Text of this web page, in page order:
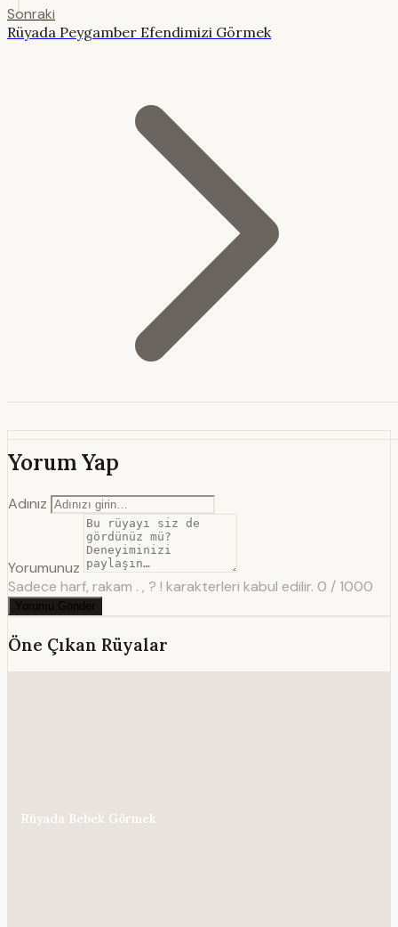
Sonraki
Rüyada Peygamber Efendimizi Görmek
Yorum Yap
Adınız
Yorumunuz
Sadece harf, rakam . , ? ! karakterleri kabul edilir. 0 / 1000
Yorumu Gönder
Öne Çıkan Rüyalar
Rüyada Bebek Görmek